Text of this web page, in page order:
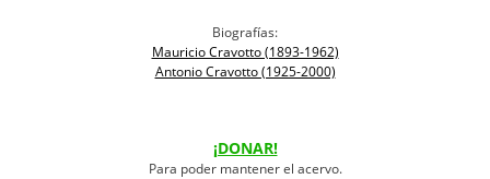
Biografías:
Mauricio Cravotto (1893-1962)
Antonio Cravotto (1925-2000)
¡DONAR!
Para poder mantener el acervo.